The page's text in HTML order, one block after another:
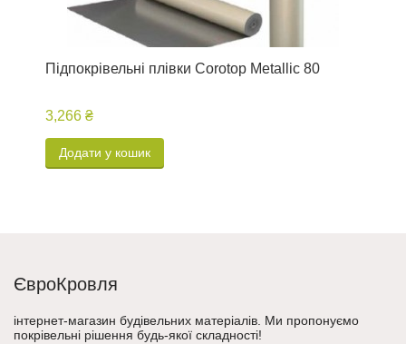
Підпокрівельні плівки Corotop Metallic 80
3,266 ₴
Додати у кошик
ЄвроКровля
інтернет-магазин будівельних матеріалів. Ми пропонуємо
покрівельні рішення будь-якої складності!